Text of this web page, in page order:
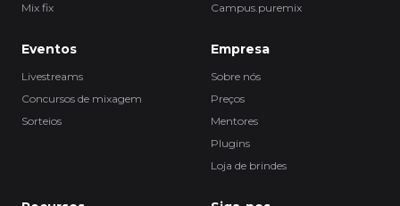
Mix fix
Campus.puremix
Eventos
Livestreams
Concursos de mixagem
Sorteios
Empresa
Sobre nós
Preços
Mentores
Plugins
Loja de brindes